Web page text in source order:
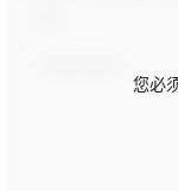
您必